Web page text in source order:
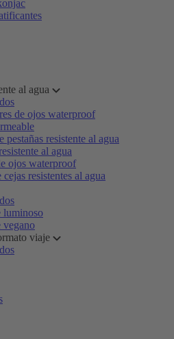
al agua
de ojos waterproof
pestañas resistente al agua
al agua
ojos waterproof
cejas resistentes al agua
luminoso
vegano
viaje